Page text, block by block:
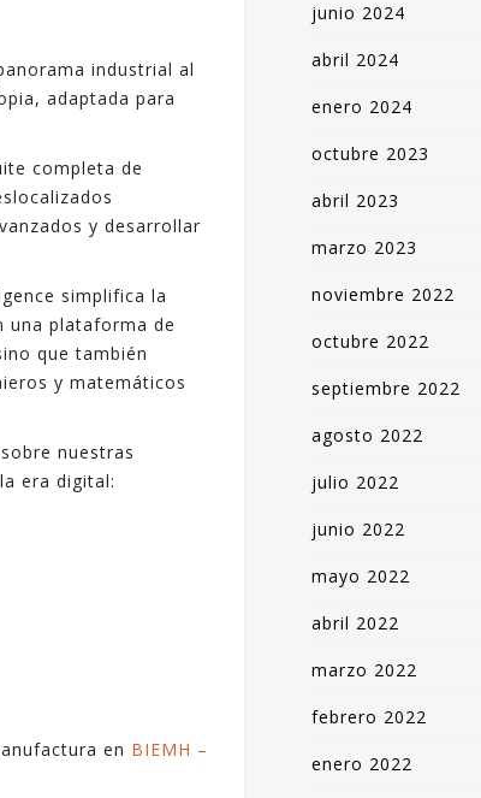
industrial al
adaptada para
completa de
y desarrollar
simplifica la
una plataforma de
que también
y matemáticos
nuestras
era digital:
en BIEMH –
junio 2024
abril 2024
enero 2024
octubre 2023
abril 2023
marzo 2023
noviembre 2022
octubre 2022
septiembre 2022
agosto 2022
julio 2022
junio 2022
mayo 2022
abril 2022
marzo 2022
febrero 2022
enero 2022